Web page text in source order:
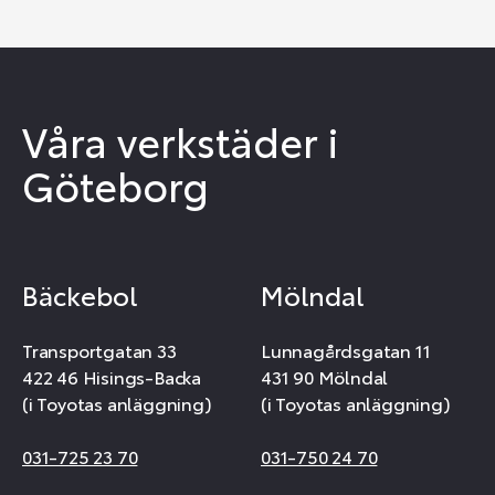
Våra verkstäder i
Göteborg
Bäckebol
Transportgatan 33
422 46 Hisings-Backa
(i Toyotas anläggning)
031-725 23 70
Mölndal
Lunnagårdsgatan 11
431 90 Mölndal
(i Toyotas anläggning)
031-750 24 70